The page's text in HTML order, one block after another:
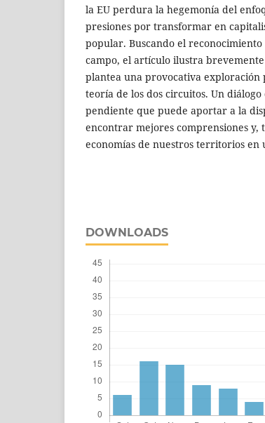
la EU perdura la hegemonía del
presiones por transformar en
popular. Buscando el reconocimiento
campo, el artículo ilustra
plantea una provocativa exploración
teoría de los dos circuitos. Un
pendiente que puede aportar a la
encontrar mejores comprensiones
economías de nuestros territorios en
DOWNLOADS